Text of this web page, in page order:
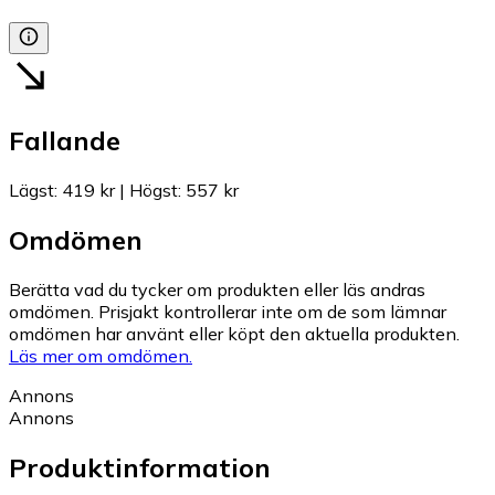
Fallande
Lägst: 419 kr| Högst: 557 kr
Omdömen
Berätta vad du tycker om produkten eller läs andras
omdömen. Prisjakt kontrollerar inte om de som lämnar
omdömen har använt eller köpt den aktuella produkten.
Läs mer om omdömen.
Annons
Annons
Produktinformation